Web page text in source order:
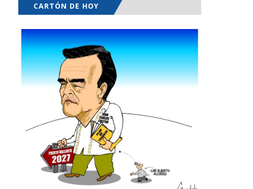
CARTÓN DE HOY